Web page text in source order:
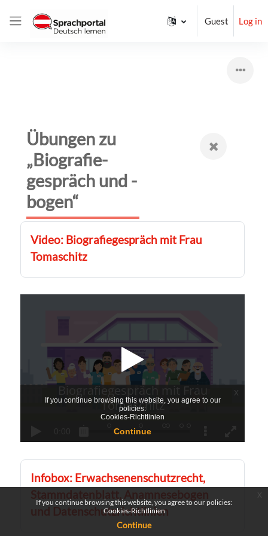
Side panel
Guest Log in
Übungen zu
„Biografie­
gespräch und -
bogen“
Video: Biografiegespräch mit Frau
Tomaschitz
Infobox: Erwachsenenschutzrecht,
und Datenschutzrichtlinien
If you continue browsing this website, you agree to our policies:
Cookies-Richtlinien
Continue